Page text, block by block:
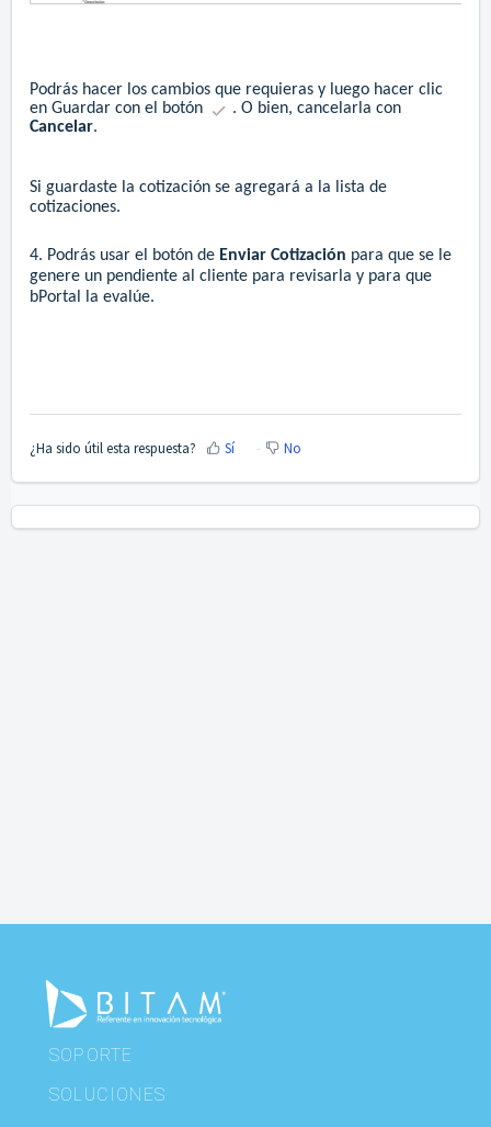
Podrás hacer los cambios que requieras y luego hacer clic
en Guardar con el botón
. O bien, cancelarla con
Cancelar.
Si guardaste la cotización se agregará a la lista de
cotizaciones.
4. Podrás usar el botón de Enviar Cotización para que se le
genere un pendiente al cliente para revisarla y para que
bPortal la evalúe.
¿Ha sido útil esta respuesta? Sí No